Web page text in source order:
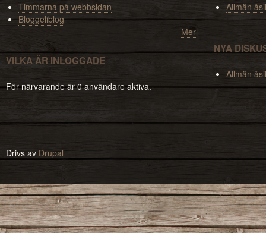
Timmarna på webbsidan
Bloggeliblog
Mer
VILKA ÄR INLOGGADE
För närvarande är 0 användare aktiva.
Allmän
NYA
Allmän
Drivs av Drupal